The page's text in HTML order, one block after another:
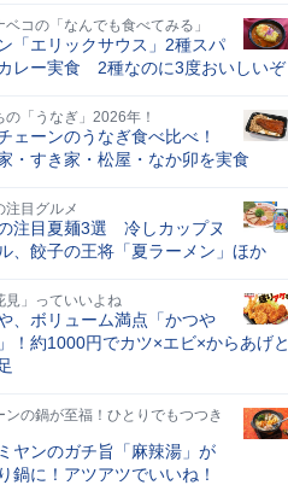
ベコの「なんでも食べてみる」
「エリックサウス」2種スパ
レー実食 2種なのに3度おいしいぞ
の「うなぎ」2026年！
ェーンのうなぎ食べ比べ！
・すき家・松屋・なか卯を実食
注目グルメ
注目夏麺3選 冷しカップヌ
、餃子の王将「夏ラーメン」ほか
見」っていいよね
、ボリューム満点「かつや
！約1000円でカツ×エビ×からあげと
ンの鍋が至福！ひとりでもつつき
ヤンのガチ旨「麻辣湯」が
鍋に！アツアツでいいね！